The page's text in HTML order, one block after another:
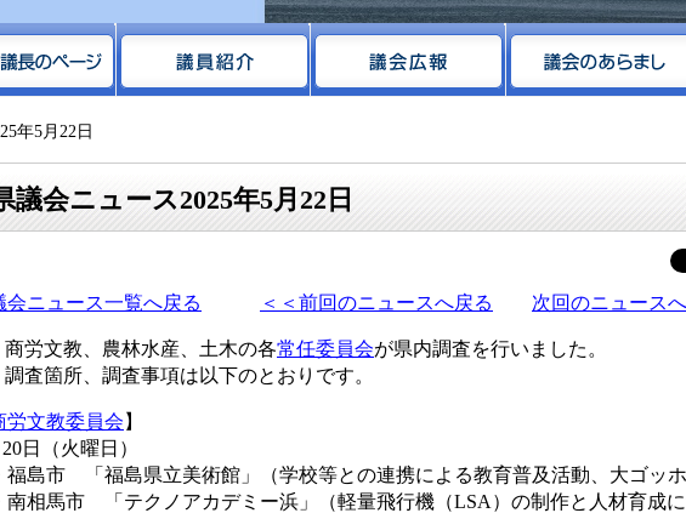
年5月22日
議会ニュース2025年5月22日
会ニュース一覧へ戻る
＜＜前回のニュースへ戻る 次回のニュース
商労文教、農林水産、土木の各常任委員会が県内調査を行いました。
調査箇所、調査事項は以下のとおりです。
労文教委員会 】
日（火曜日）
島市 「福島県立美術館」（学校等との連携による教育普及活動、大ゴッホ
相馬市 「テクノアカデミー浜」（軽量飛行機（LSA）の制作と人材育成に